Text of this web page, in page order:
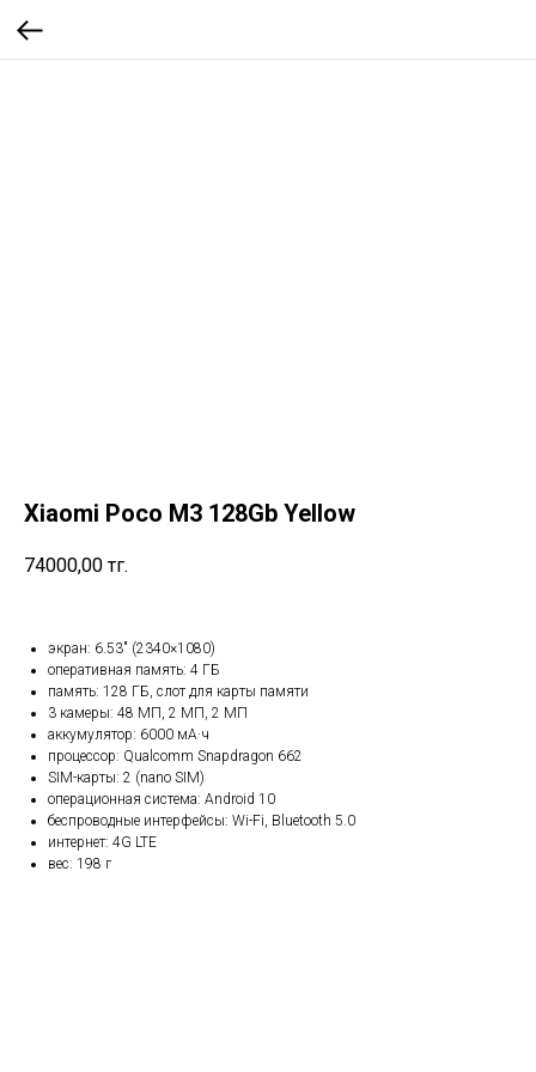
Xiaomi Poco M3 128Gb Yellow
74000,00 тг.
экран: 6.53" (2340×1080)
оперативная память: 4 ГБ
память: 128 ГБ, слот для карты памяти
3 камеры: 48 МП, 2 МП, 2 МП
аккумулятор: 6000 мА·ч
процессор: Qualcomm Snapdragon 662
SIM-карты: 2 (nano SIM)
операционная система: Android 10
беспроводные интерфейсы: Wi-Fi, Bluetooth 5.0
интернет: 4G LTE
вес: 198 г